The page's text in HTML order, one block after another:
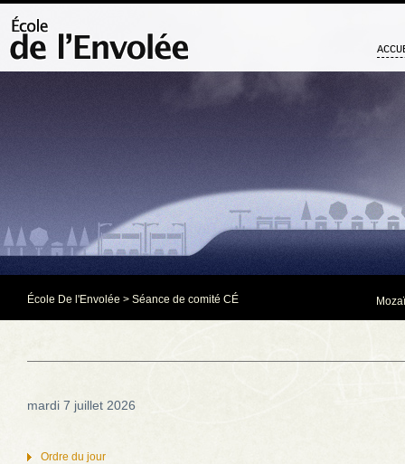
École De l'Envolée > Séance de comité CÉ
mardi 7 juillet 2026
Ordre du jour